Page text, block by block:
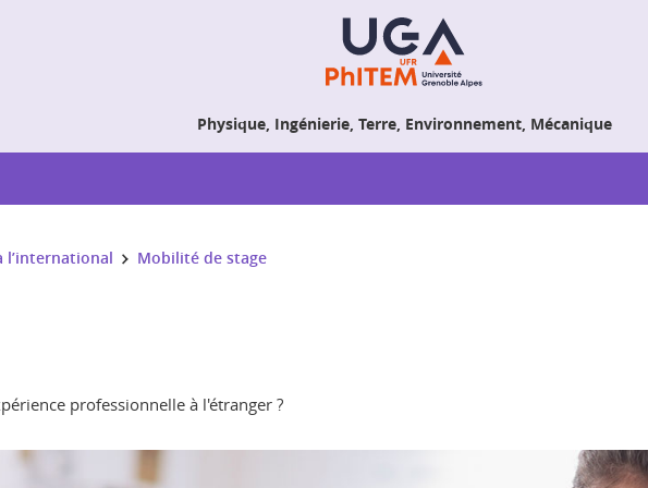
Physique, Ingénierie, Terre, Environnement, Mécanique
l’international Mobilité de stage
professionnelle à l'étranger ?